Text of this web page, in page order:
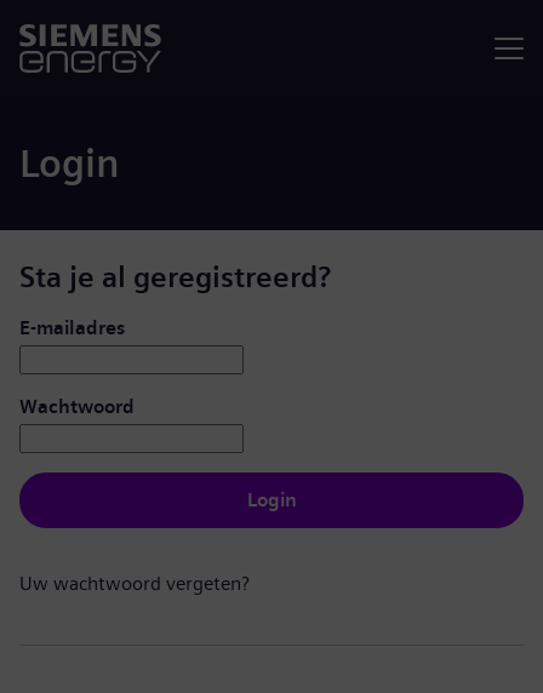
Login
Sta je al geregistreerd?
Inloggen: gebruiker en wachtwoord
E-mailadres
Wachtwoord
Login
Uw wachtwoord vergeten?